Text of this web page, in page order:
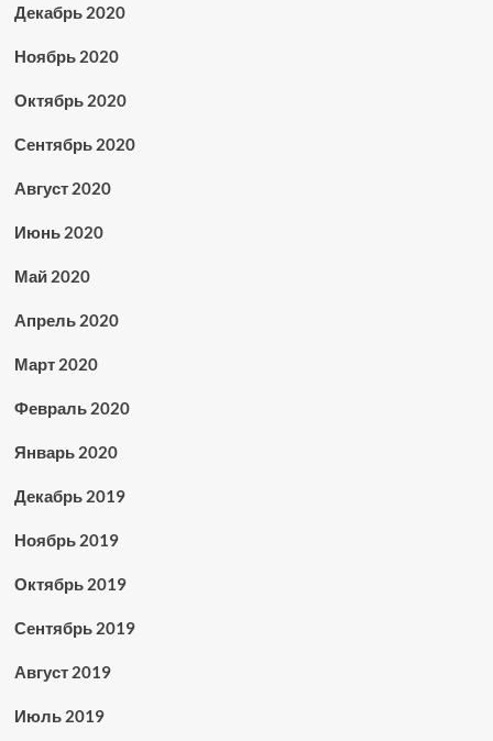
Декабрь 2020
Ноябрь 2020
Октябрь 2020
Сентябрь 2020
Август 2020
Июнь 2020
Май 2020
Апрель 2020
Март 2020
Февраль 2020
Январь 2020
Декабрь 2019
Ноябрь 2019
Октябрь 2019
Сентябрь 2019
Август 2019
Июль 2019